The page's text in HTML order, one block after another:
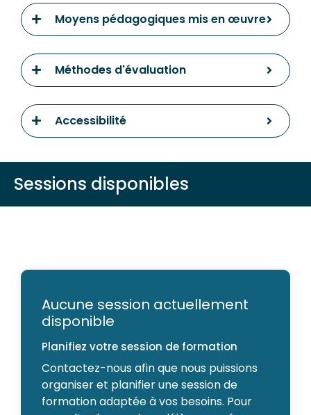
Moyens pédagogiques mis en œuvre
Méthodes d'évaluation
Accessibilité
Sessions disponibles
Aucune session actuellement
disponible
Planifiez votre session de formation
Contactez-nous afin que nous puissions
organiser et planifier une session de
formation adaptée à vos besoins. Pour